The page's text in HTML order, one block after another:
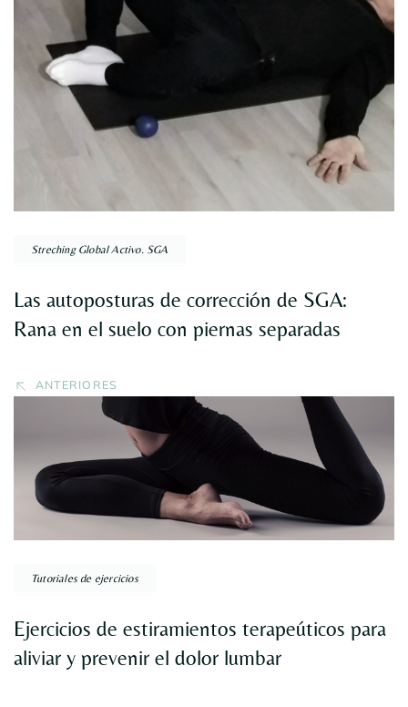
entradas
Streching Global Activo. SGA
Las autoposturas de corrección de SGA:
Rana en el suelo con piernas separadas
ANTERIORES
Tutoriales de ejercicios
Ejercicios de estiramientos terapeúticos para
aliviar y prevenir el dolor lumbar